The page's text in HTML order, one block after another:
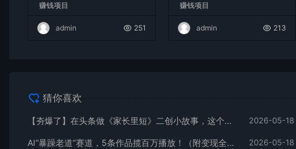
赚钱项目
admin 251
赚钱项目
admin 213
猜你喜欢
【夯爆了】在头条做《家长里短》二创小故事，这个月收益2w+ 2026-05-18
AI“暴躁老道”赛道，5条作品揽百万播放！（附变现全攻略） 2026-05-18